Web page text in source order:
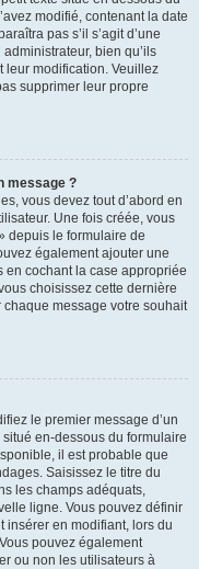
modifié, contenant la date
pas s’il s’agit d’une
bien qu’ils
leur modification. Veuillez
supprimer leur propre
message ?
vous devez tout d’abord en
Une fois créée, vous
depuis le formulaire de
également ajouter une
en cochant la case appropriée
choisissez cette dernière
message votre souhait
le premier message d’un
en-dessous du formulaire
il est probable que
Saisissez le titre du
les champs adéquats,
ligne. Vous pouvez définir
insérer en modifiant, lors du
pouvez également
ou non les utilisateurs à